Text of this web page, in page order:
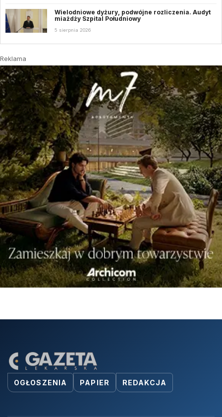
Wielodniowe dyżury, podwójne rozliczenia. Audyt
miażdży Szpital Południowy
5 sierpnia 2026
Reklama
OGŁOSZENIA PAPIER REDAKCJA